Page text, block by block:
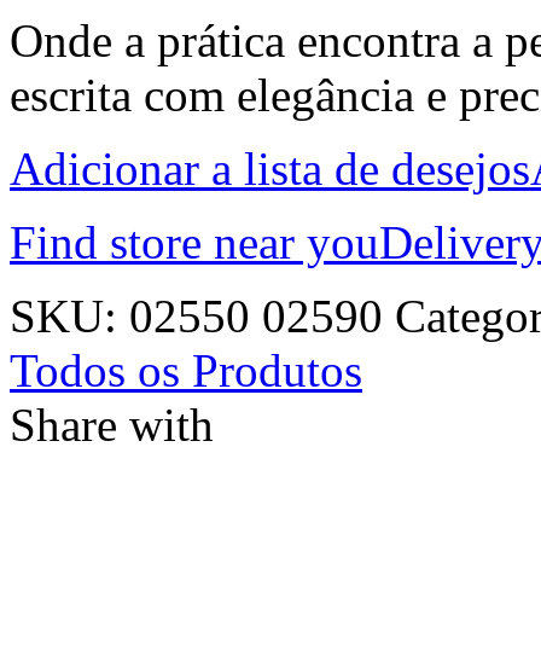
Onde a prática encontra a
escrita com elegância e
Adicionar a lista de desejos
Find store near you
SKU: 02550 02590
Todos os Produtos
Share with